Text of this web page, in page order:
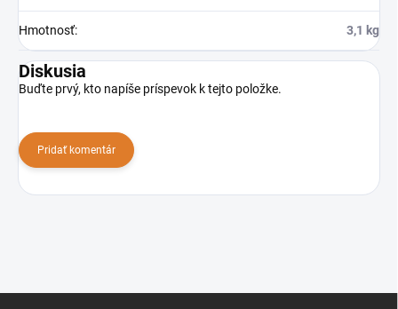
Hmotnosť: 3,1 kg
Diskusia
Buďte prvý, kto napíše príspevok k tejto položke.
Pridať komentár